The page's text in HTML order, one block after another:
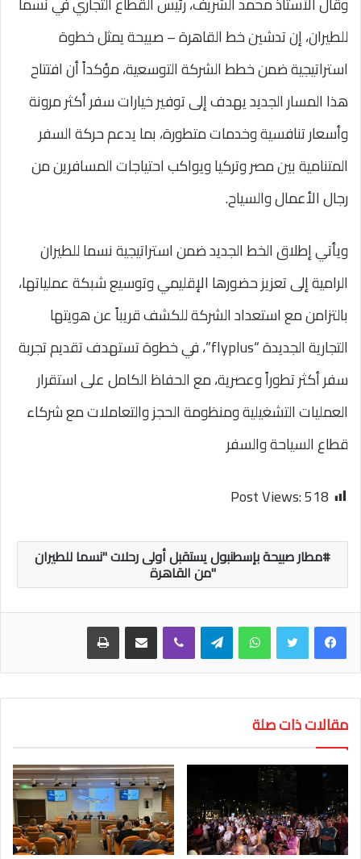
للطيران، إن تدشين خط القاهرة – صبيحة يمثل خطوة
استراتيجية ضمن خطط الشركة التوسعية، مؤكداً أن افتتاح
هذا المسار الجديد يهدف إلى توفير خيارات سفر أكثر مرونة
وأسعار تنافسية وخدمات متطورة، بما يدعم حركة السفر
المتنامية بين مصر وتركيا ويواكب احتياجات المسافرين من
رجال الأعمال والسياح.
ويأتي إطلاق الخط الجديد ضمن استراتيجية نسما للطيران
الرامية إلى تعزيز حضورها الإقليمي وتوسيع شبكة عملياتها،
بالتزامن مع استعداد الشركة للكشف قريباً عن هويتها
التجارية الجديدة “flyplus”، في خطوة تستهدف تقديم تجربة
سفر أكثر تطوراً وعصرية، مع الحفاظ الكامل على استقرار
العمليات التشغيلية ومنظومة الحجز والتعاملات مع شركاء
قطاع السياحة والسفر
Post Views:518
مطار صبيحة بإسطنبول يستقبل أولى رحلات "نسما للطيران
"من القاهرة
واتساب تيلقرام
مقالات ذات صلة